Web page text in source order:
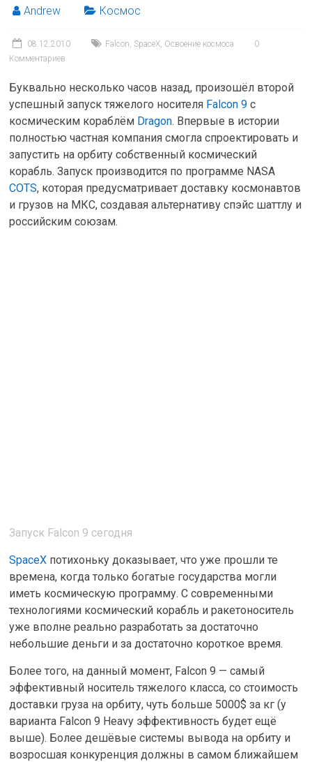
Andrew Космос
08.12.2010 Falcon, SpaceX, Освоение космоса
0
Комментариев
Буквально несколько часов назад, произошёл второй
успешный запуск тяжелого носителя Falcon 9 c
космическим кораблём Dragon. Впервые в истории
полностью частная компания смогла спроектировать и
запустить на орбиту собственный космический
корабль. Запуск производится по программе NASA
COTS, которая предусматривает доставку космонавтов
и грузов на МКС, создавая альтернативу спэйс шаттлу и
российским союзам.
Запуск Falcon 9 сегодня
SpaceX потихоньку доказывает, что уже прошли те
времена, когда только богатые государства могли
иметь космическую программу. С современными
технологиями космический корабль и ракетоноситель
уже вполне реально разработать за достаточно
небольшие деньги и за достаточно короткое время.
Более того, на данный момент, Falcon 9 — самый
эффективный носитель тяжелого класса, со стоимость
доставки груза на орбиту, чуть больше 5000$ за кг (у
варианта Falcon 9 Heavy эффективность будет ещё
выше). Более дешёвые системы вывода на орбиту и
возросшая конкуренция должны в самом ближайшем